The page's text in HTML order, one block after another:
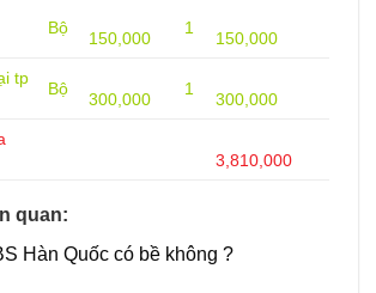
Bộ
150,000
1
150,000
tp
Bộ
300,000
1
300,000
3,810,000
quan:
Hàn Quốc có bề không ?